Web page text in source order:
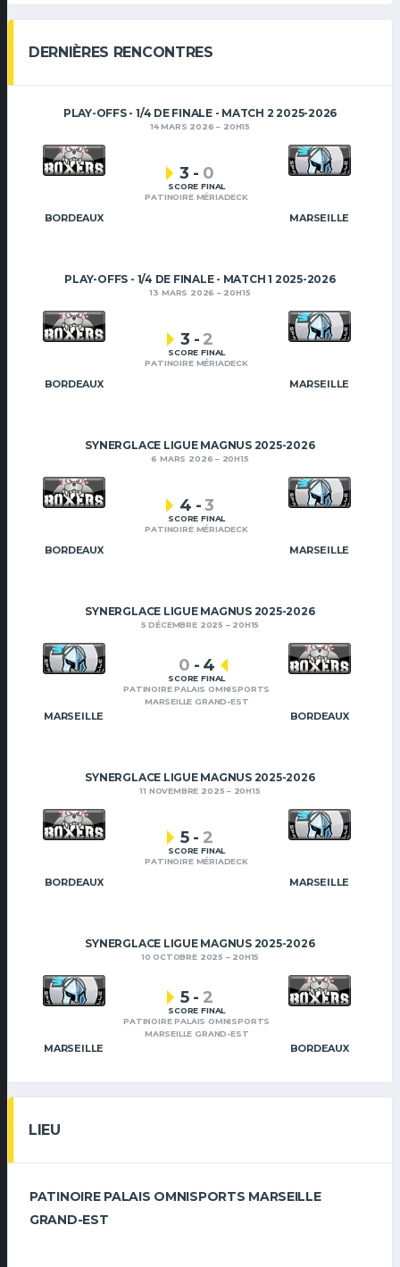
DERNIÈRES RENCONTRES
PLAY-OFFS - 1/4 DE FINALE - MATCH 2 2025-2026
14 MARS 2026 20H15
BORDEAUX MARSEILLE
3 - 0
SCORE FINAL
PATINOIRE MÉRIADECK
PLAY-OFFS - 1/4 DE FINALE - MATCH 1 2025-2026
13 MARS 2026 20H15
BORDEAUX MARSEILLE
3 - 2
SCORE FINAL
PATINOIRE MÉRIADECK
SYNERGLACE LIGUE MAGNUS 2025-2026
6 MARS 2026 20H15
BORDEAUX MARSEILLE
4 -3
SCORE FINAL
PATINOIRE MÉRIADECK
SYNERGLACE LIGUE MAGNUS 2025-2026
5 DÉCEMBRE 2025 20H15
MARSEILLE BORDEAUX
0 - 4
SCORE FINAL
PATINOIRE PALAIS OMNISPORTS
MARSEILLE GRAND-EST
SYNERGLACE LIGUE MAGNUS 2025-2026
11 NOVEMBRE 2025 20H15
BORDEAUX MARSEILLE
5 - 2
SCORE FINAL
PATINOIRE MÉRIADECK
SYNERGLACE LIGUE MAGNUS 2025-2026
10 OCTOBRE 2025 20H15
MARSEILLE BORDEAUX
5 - 2
SCORE FINAL
PATINOIRE PALAIS OMNISPORTS
MARSEILLE GRAND-EST
LIEU
PATINOIRE PALAIS OMNISPORTS MARSEILLE
GRAND-EST